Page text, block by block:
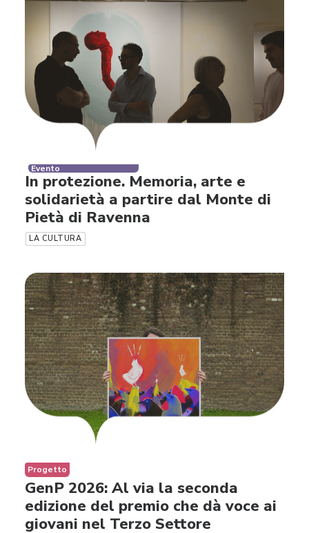
Evento
In protezione. Memoria, arte e
solidarietà a partire dal Monte di
Pietà di Ravenna
LA CULTURA
Progetto
GenP 2026: Al via la seconda
edizione del premio che dà voce ai
giovani nel Terzo Settore